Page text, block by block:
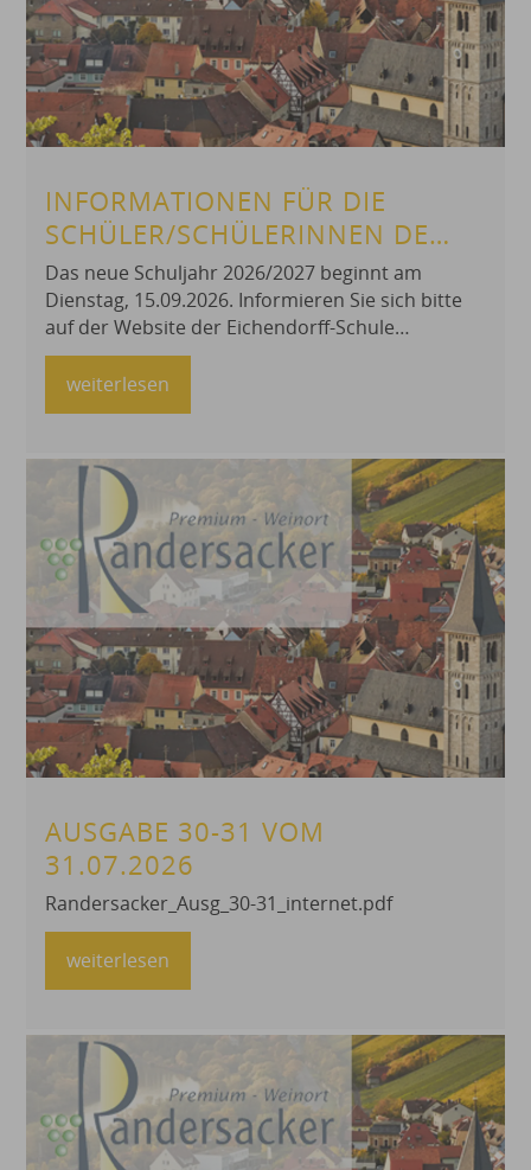
INFORMATIONEN FÜR DIE
SCHÜLER/SCHÜLERINNEN DER
EICHENDORFF-SCHULE
GERBRUNN, GRUND- UND
MITTELSCHULE
Das neue Schuljahr 2026/2027 beginnt am
Dienstag, 15.09.2026. Informieren Sie sich bitte
auf der Website der Eichendorff-Schule
Gerbrunn es-gerbrunn.de. Hier finden Sie u.a.
aktuelle Hinweise zum Unterrichtsbeginn der
Klassen, zum Ablauf der ersten Schulwoche nach
Schulbesuchsbeginn der 1. Jahrgangsstufe.
Außerdem erhalten Sie auf der Website
Informationen zu den Busfahrzeiten und zum
Beginn der Offenen Ganztagsbetreuung.“
weiterlesen
AUSGABE 30-31 VOM
31.07.2026
Randersacker_Ausg_30-31_internet.pdf
weiterlesen